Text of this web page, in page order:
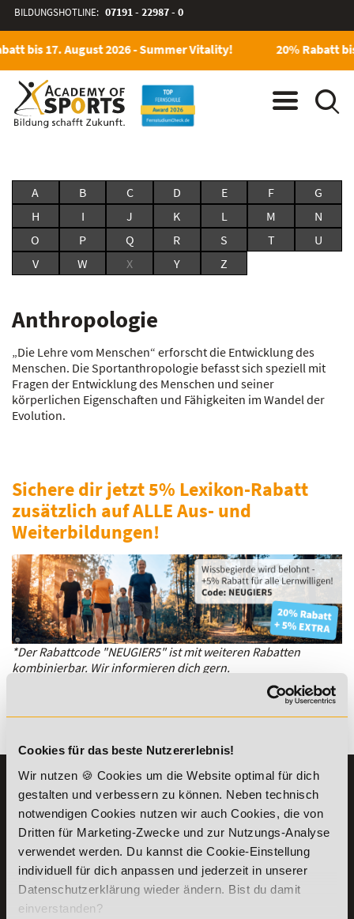
Cookies für das beste Nutzererlebnis!
Wir nutzen 🍪 Cookies um die Website optimal für dich
gestalten und verbessern zu können. Neben technisch
notwendigen Cookies nutzen wir auch Cookies, die von
Dritten für Marketing-Zwecke und zur Nutzungs-Analyse
verwendet werden. Du kannst die Cookie-Einstellung
individuell für dich anpassen und jederzeit in unserer
Datenschutzerklärung wieder ändern. Bist du damit
einverstanden?
BILDUNGSHOTLINE: 07191 - 22987 - 0
bis 17. August 2026 - Summer Vitality! 20% Rabatt
A B C D E F
G
H
I J K L M
N
O
P Q R S T
U
V
W X Y Z
Anthropologie
„Die Lehre vom Menschen“ erforscht die Entwicklung des
Menschen. Die Sportanthropologie befasst sich speziell mit
Fragen der Entwicklung des Menschen und seiner
körperlichen Eigenschaften und Fähigkeiten im Wandel der
Evolution.
Sichere dir jetzt 5% Lexikon-Rabatt
zusätzlich auf ALLE Aus- und
Weiterbildungen!
*Der Rabattcode "NEUGIER5" ist mit weiteren Rabatten
kombinierbar. Wir informieren dich gern.
KONTAKT
07191-22987-0
WhatsApp:
+49 (0) 7191 9513201
Academy of Sports GmbH
Willy-Brandt-Platz 2
INFORMATIONEN
Die Academy
Lehr- und
Lernmethoden
PreisFAIRsprechen
Online Campus